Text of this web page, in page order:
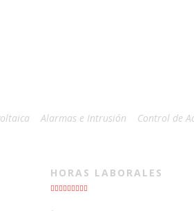
Alarmas e Intrusión Control de
HORAS LABORALES